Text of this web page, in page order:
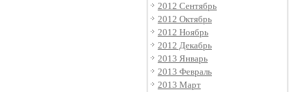
2012 Сентябрь
2012 Октябрь
2012 Ноябрь
2012 Декабрь
2013 Январь
2013 Февраль
2013 Март